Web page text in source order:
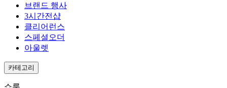
브랜드 행사
3시간전샵
클리어런스
스페셜오더
아울렛
카테고리